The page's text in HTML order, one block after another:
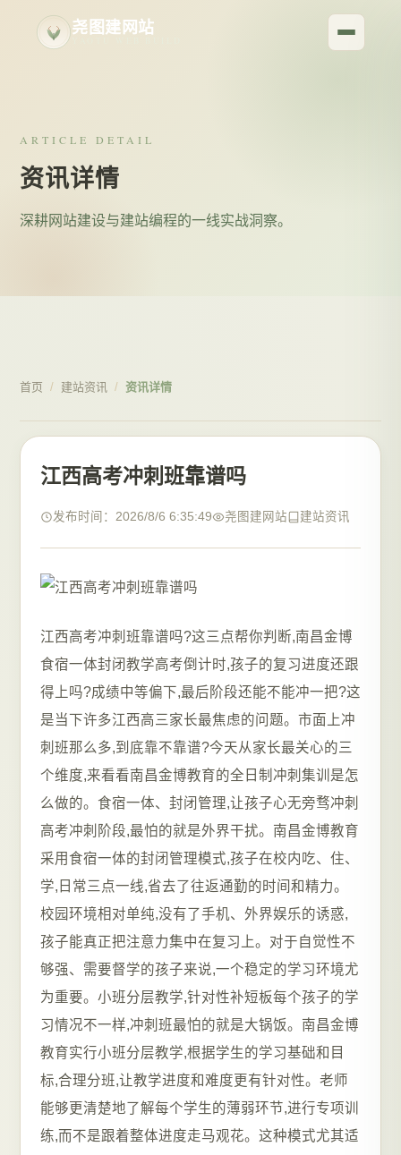
尧图建网站
ARTICLE DETAIL
资讯详情
深耕网站建设与建站编程的一线实战洞察。
首页 / 建站资讯 / 资讯详情
江西高考冲刺班靠谱吗
发布时间：2026/8/6 6:35:49 尧图建网站 建站资讯
江西高考冲刺班靠谱吗?这三点帮你判断,南昌金博
食宿一体封闭教学高考倒计时,孩子的复习进度还跟
得上吗?成绩中等偏下,最后阶段还能不能冲一把?这
是当下许多江西高三家长最焦虑的问题。市面上冲
刺班那么多,到底靠不靠谱?今天从家长最关心的三
个维度,来看看南昌金博教育的全日制冲刺集训是怎
么做的。食宿一体、封闭管理,让孩子心无旁骛冲刺
高考冲刺阶段,最怕的就是外界干扰。南昌金博教育
采用食宿一体的封闭管理模式,孩子在校内吃、住、
学,日常三点一线,省去了往返通勤的时间和精力。
校园环境相对单纯,没有了手机、外界娱乐的诱惑,
孩子能真正把注意力集中在复习上。对于自觉性不
够强、需要督学的孩子来说,一个稳定的学习环境尤
为重要。小班分层教学,针对性补短板每个孩子的学
习情况不一样,冲刺班最怕的就是大锅饭。南昌金博
教育实行小班分层教学,根据学生的学习基础和目
标,合理分班,让教学进度和难度更有针对性。老师
能够更清楚地了解每个学生的薄弱环节,进行专项训
练,而不是跟着整体进度走马观花。这种模式尤其适